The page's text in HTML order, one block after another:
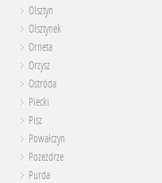
Olsztyn
Olsztynek
Orneta
Orzysz
Ostróda
Piecki
Pisz
Powałczyn
Pozezdrze
Purda